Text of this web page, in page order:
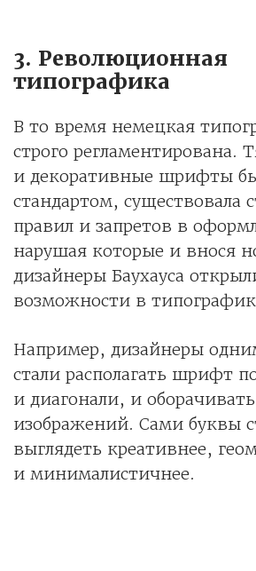
3. Революционная
типографика
В то время немецкая
строго регламентирована.
и декоративные шрифты
стандартом, существовала
правил и запретов в
нарушая которые и внося
дизайнеры Баухауса
возможности в
Например, дизайнеры
стали располагать шрифт
и диагонали, и
изображений. Сами буквы
выглядеть креативнее,
и минималистичнее.